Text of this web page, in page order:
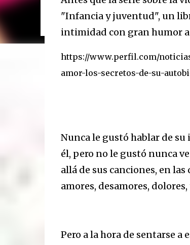
disco que ya todos escucharon”, tira
mano. Exultante en 3 frases: Rock
"Infancia y juventud", un
intimidad con gran humor a
https://www.perfil.com/
amor-los-secretos-de-su-
Nunca le gustó hablar de
él, pero no le gustó nunca
allá de sus canciones, en
amores, desamores,
Pero a la hora de sentarse a